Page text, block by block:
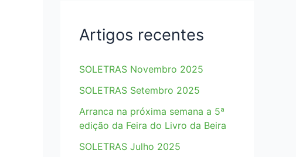
Artigos recentes
SOLETRAS Novembro 2025
SOLETRAS Setembro 2025
Arranca na próxima semana a 5ª
edição da Feira do Livro da Beira
SOLETRAS Julho 2025